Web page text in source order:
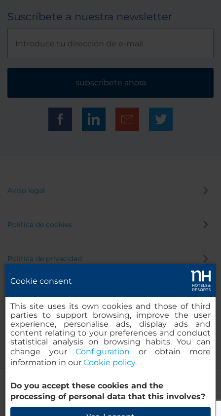
NH München Messe
Suscríbete a nuestra newsletter
subscríbete ahora
Aviso legal
Política de cookies
Política de privacidad
© 2000-2026 MINOR HOTELS EUROPE & AMERICAS Santa Engracia,
120. 28003 Madrid, España
Cookie consent
This site uses its own cookies and those of third
parties to support browsing, improve the user
experience, personalise ads, display ads and
content relating to your preferences and conduct
statistical analysis on browsing habits. You can
change yourConfiguration or obtain more
information in our Cookie policy.
Do you accept these cookies and the
processing of personal data that this involves?